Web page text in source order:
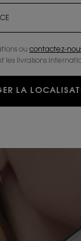
ou contactez-
les livraisons
LA